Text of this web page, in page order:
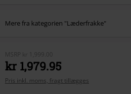
Mere fra kategorien "Læderfrakke"
MSRP kr 1,999.00
kr 1,979.95
Pris inkl. moms, fragt tillægges